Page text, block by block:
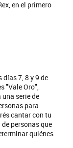
en el primero
7, 8 y 9 de
"Vale Oro",
serie de
para
cantar con tu
personas que
quiénes